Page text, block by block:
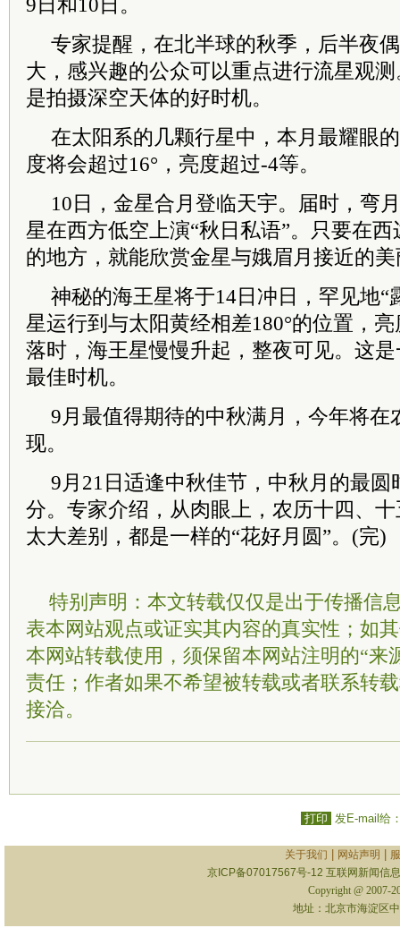
专家提醒，在北半球的秋季，后半夜
大，感兴趣的公众可以重点进行流星观
是拍摄深空天体的好时机。
在太阳系的几颗行星中，本月最耀眼
度将会超过16°，亮度超过-4等。
10日，金星合月登临天宇。届时，弯
星在西方低空上演“秋日私语”。只要在
的地方，就能欣赏金星与娥眉月接近的
神秘的海王星将于14日冲日，罕见地“
星运行到与太阳黄经相差180°的位置，
落时，海王星慢慢升起，整夜可见。这
最佳时机。
9月最值得期待的中秋满月，今年将在
现。
9月21日适逢中秋佳节，中秋月的最圆
分。专家介绍，从肉眼上，农历十四、
太大差别，都是一样的“花好月圆”。(完)
特别声明：本文转载仅仅是出于传播信
表本网站观点或证实其内容的真实性；如
本网站转载使用，须保留本网站注明的“来
责任；作者如果不希望被转载或者联系转
接洽。
打印 发E-mail给
关于我们 网站声明
京ICP备07017567号-12 互联网新闻信
Copyright @ 2007-
地址：北京市海淀区